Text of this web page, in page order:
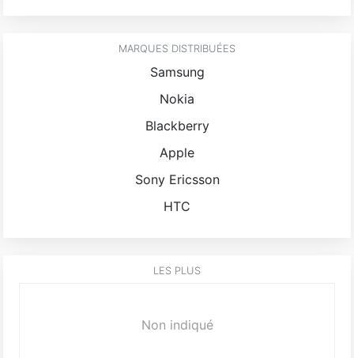
MARQUES DISTRIBUÉES
Samsung
Nokia
Blackberry
Apple
Sony Ericsson
HTC
LES PLUS
Non indiqué